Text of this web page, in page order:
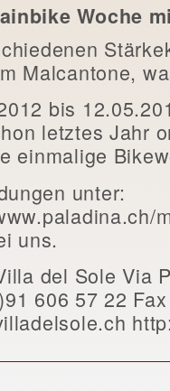
Woche
Malcantone,
bis
letztes Jahr
einmalige
unter:
uns.
del Sole Via
606 57 22